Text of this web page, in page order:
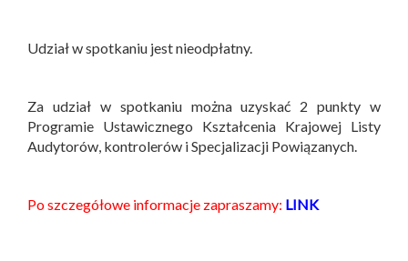
Udział w spotkaniu jest nieodpłatny.
Za udział w spotkaniu można uzyskać 2 punkty w
Programie Ustawicznego Kształcenia Krajowej Listy
Audytorów, kontrolerów i Specjalizacji Powiązanych.
Po szczegółowe informacje zapraszamy: LINK